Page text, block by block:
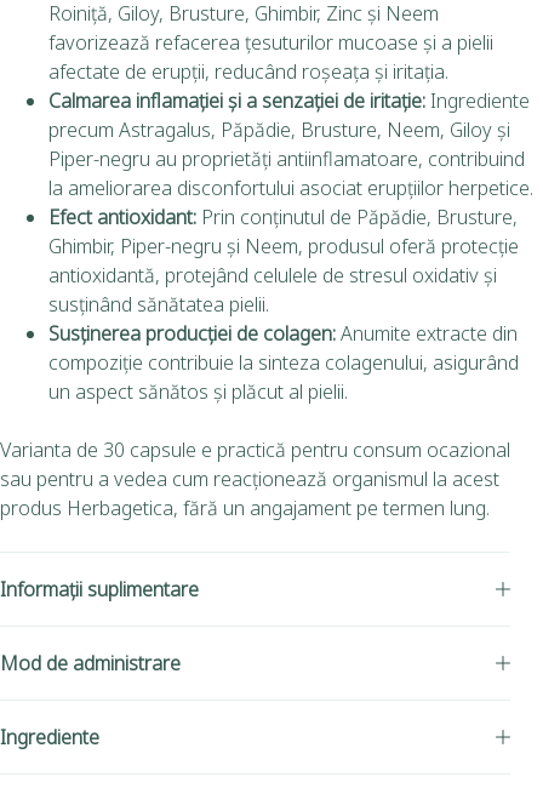
Roiniță, Giloy, Brusture, Ghimbir, Zinc și Neem
favorizează refacerea țesuturilor mucoase și a pielii
afectate de erupții, reducând roșeața și iritația.
Calmarea inflamației și a senzației de iritație:Ingrediente
precum Astragalus, Păpădie, Brusture, Neem, Giloy și
Piper-negru au proprietăți antiinflamatoare, contribuind
la ameliorarea disconfortului asociat erupțiilor herpetice.
Efect antioxidant: Prin conținutul de Păpădie, Brusture,
Ghimbir, Piper-negru și Neem, produsul oferă protecție
antioxidantă, protejând celulele de stresul oxidativ și
susținând sănătatea pielii.
Susținerea producției de colagen:Anumite extracte din
compoziție contribuie la sinteza colagenului, asigurând
un aspect sănătos și plăcut al pielii.
Varianta de 30 capsule e practică pentru consum ocazional
sau pentru a vedea cum reacționează organismul la acest
produs Herbagetica, fără un angajament pe termen lung.
Informații suplimentare
Mod de administrare
Ingrediente